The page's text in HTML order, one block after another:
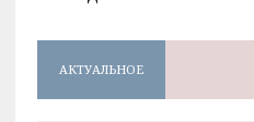
АКТУАЛЬНОЕ